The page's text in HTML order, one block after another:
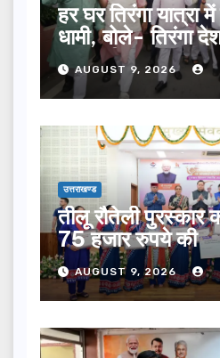
हर घर तिरंगा यात्रा
धामी, बोले- तिरंगा
का प्रतीक
AUGUST 9, 2026
उत्तराखण्ड
तीलू रौतेली पुरस्कार
75 हजार रुपये की
AUGUST 9, 2026